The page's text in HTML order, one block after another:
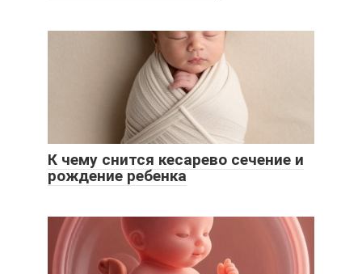
К чему снится кесарево сечение и
рождение ребенка